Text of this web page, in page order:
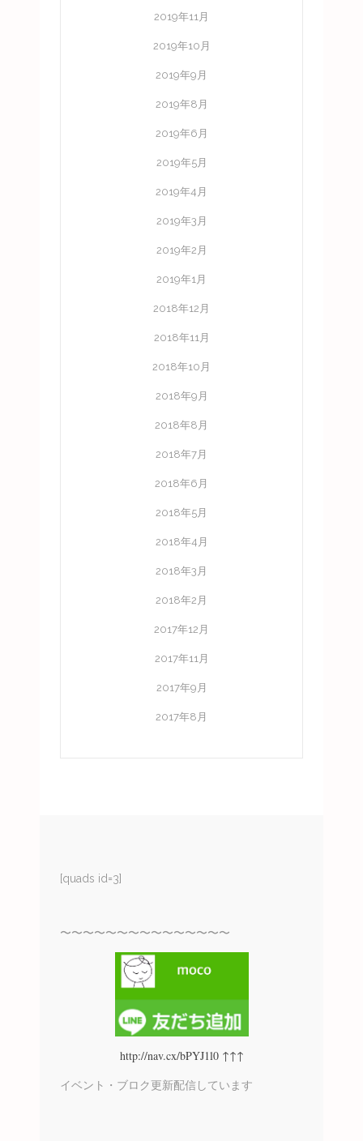
2019年11月
2019年10月
2019年9月
2019年8月
2019年6月
2019年5月
2019年4月
2019年3月
2019年2月
2019年1月
2018年12月
2018年11月
2018年10月
2018年9月
2018年8月
2018年7月
2018年6月
2018年5月
2018年4月
2018年3月
2018年2月
2017年12月
2017年11月
2017年9月
2017年8月
[quads id=3]
〜〜〜〜〜〜〜〜〜〜〜〜〜〜〜
http://nav.cx/bPYJ1l0 ↑↑↑
イベント・ブロク更新配信しています